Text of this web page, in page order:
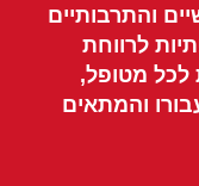
והתרבותיים
לרווחת
לכל מטופל,
והמתאים